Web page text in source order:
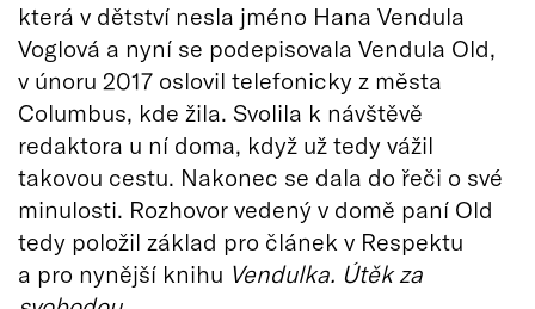
která v dětství nesla jméno Hana Vendula
Voglová a nyní se podepisovala Vendula Old,
v únoru 2017 oslovil telefonicky z města
Columbus, kde žila. Svolila k návštěvě
redaktora u ní doma, když už tedy vážil
takovou cestu. Nakonec se dala do řeči o své
minulosti. Rozhovor vedený v domě paní Old
tedy položil základ pro článek v Respektu
a pro nynější knihu Vendulka. Útěk za